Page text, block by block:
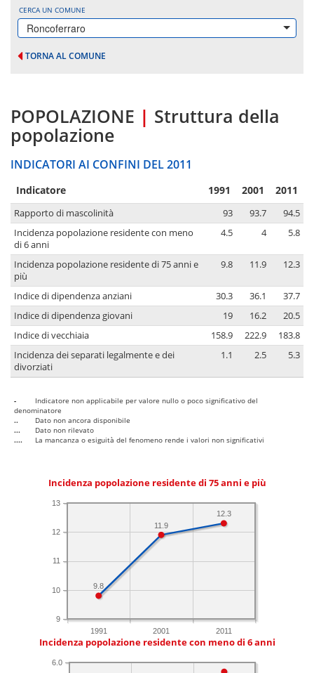
CERCA UN COMUNE
Roncoferraro
TORNA AL COMUNE
POPOLAZIONE | Struttura della
popolazione
INDICATORI AI CONFINI DEL 2011
Indicatore 1991 2001 2011
Rapporto di mascolinità 93 93.7
94.5
Incidenza popolazione residente con meno
di 6 anni
4.5 4 5.8
Incidenza popolazione residente di 75 anni e
più
9.8 11.9 12.3
Indice di dipendenza anziani 30.3 36.1
37.7
Indice di dipendenza giovani
19 16.2
20.5
Indice di vecchiaia
158.9 222.9
183.8
Incidenza dei separati legalmente e dei
divorziati
1.1 2.5 5.3
-
Indicatore non applicabile per valore nullo o poco significativo del
denominatore
..
Dato non ancora disponibile
...
Dato non rilevato
....
La mancanza o esiguità del fenomeno rende i valori non significativi
Incidenza popolazione residente di 75 anni e più
1991 2001 2011
9
10
11
12
13
12.3
11.9
9.8
Incidenza popolazione residente con meno di 6 anni
6.0